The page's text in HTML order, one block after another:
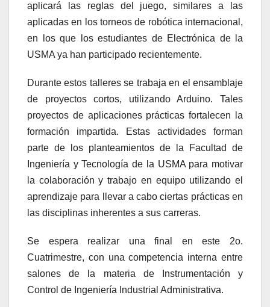
aplicará las reglas del juego, similares a las
aplicadas en los torneos de robótica internacional,
en los que los estudiantes de Electrónica de la
USMA ya han participado recientemente.
Durante estos talleres se trabaja en el ensamblaje
de proyectos cortos, utilizando Arduino. Tales
proyectos de aplicaciones prácticas fortalecen la
formación impartida. Estas actividades forman
parte de los planteamientos de la Facultad de
Ingeniería y Tecnología de la USMA para motivar
la colaboración y trabajo en equipo utilizando el
aprendizaje para llevar a cabo ciertas prácticas en
las disciplinas inherentes a sus carreras.
Se espera realizar una final en este 2o.
Cuatrimestre, con una competencia interna entre
salones de la materia de Instrumentación y
Control de Ingeniería Industrial Administrativa.